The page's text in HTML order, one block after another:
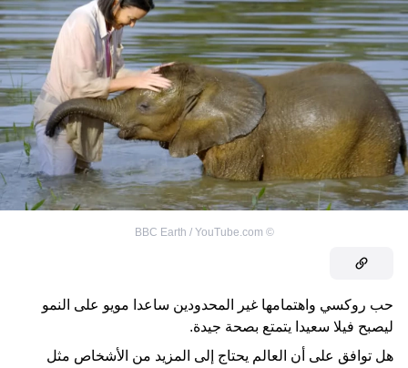
©
BBC Earth / YouTube.com
حب روكسي واهتمامها غير المحدودين ساعدا مويو على النمو
ليصبح فيلا سعيدا يتمتع بصحة جيدة.
هل توافق على أن العالم يحتاج إلى المزيد من الأشخاص مثل